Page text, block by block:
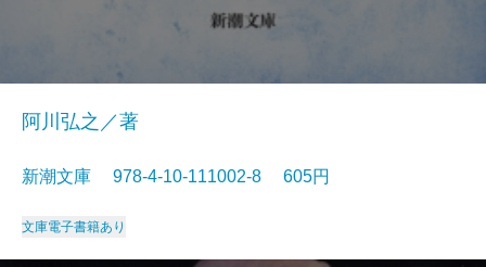
阿川弘之／著
新潮文庫 978-4-10-111002-8 605円
文庫電子書籍あり